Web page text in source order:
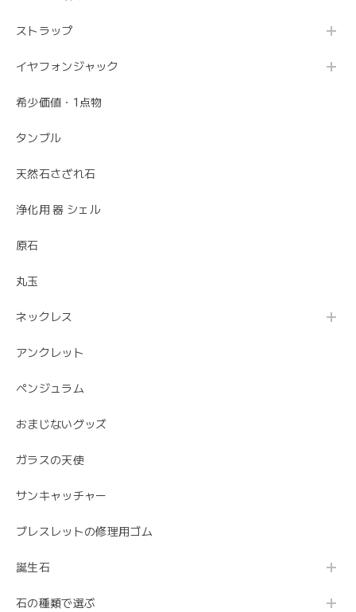
ストラップ
イヤフォンジャック
希少価値・1点物
タンブル
天然石さざれ石
浄化用 器 シェル
原石
丸玉
ネックレス
アンクレット
ペンジュラム
おまじないグッズ
ガラスの天使
サンキャッチャー
ブレスレットの修理用ゴム
誕生石
石の種類で選ぶ